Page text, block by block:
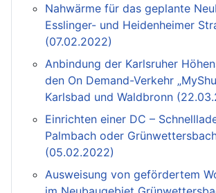
Nahwärme für das geplante
Esslinger- und Heidenheimer
(07.02.2022)
Anbindung der Karlsruher
den On Demand-Verkehr
Karlsbad und Waldbronn
Einrichten einer DC –
Palmbach oder
(05.02.2022)
Ausweisung von gefördertem